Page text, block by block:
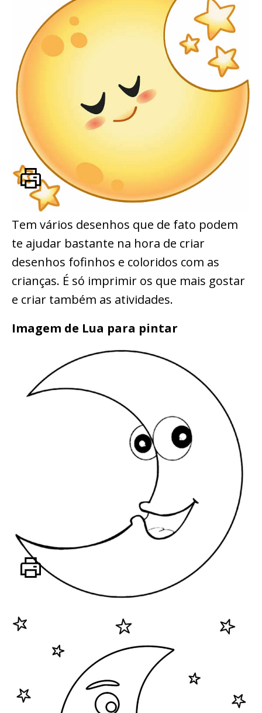
Tem vários desenhos que de fato podem
te ajudar bastante na hora de criar
desenhos fofinhos e coloridos com as
crianças. É só imprimir os que mais gostar
e criar também as atividades.
Imagem de Lua para pintar